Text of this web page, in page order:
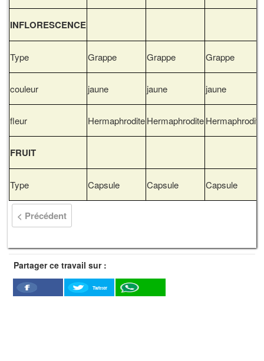
INFLORESCENCE
Type Grappe Grappe Grappe
couleur jaune jaune jaune
fleur HermaphroditeHermaphroditeHermaphrodite
FRUIT
Type Capsule Capsule Capsule
< Précédent
Partager ce travail sur :
Facebook
Twitter